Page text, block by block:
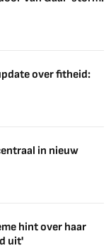
over fitheid:
in nieuw
hint over haar
uit'